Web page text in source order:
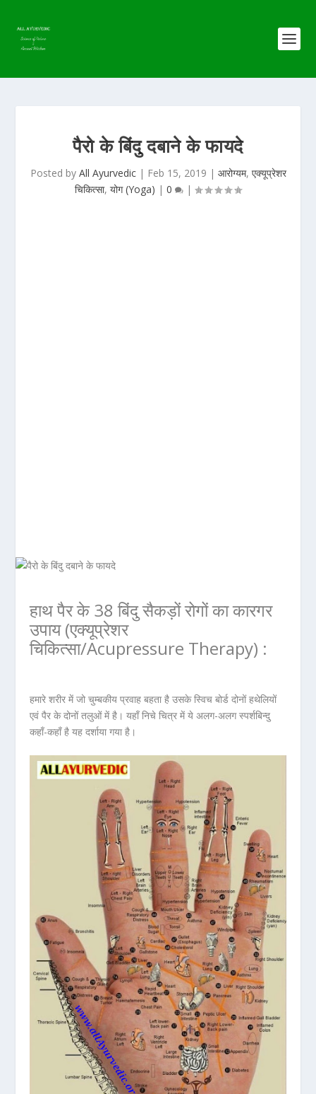
पैरो के बिंदु दबाने के फायदे
Posted by All Ayurvedic| Feb 15, 2019 | आरोग्यम, एक्यूप्रेशर
चिकित्सा, योग (Yoga) | 0 |
हाथ पैर के 38 बिंदु सैकड़ों रोगों का कारगर
उपाय (एक्यूप्रेशर
चिकित्सा/Acupressure Therapy) :
हमारे शरीर में जो चुम्बकीय प्रवाह बहता है उसके स्विच बोर्ड दोनों हथेलियों
एवं पैर के दोनों तलुओं में है। यहाँ निचे चित्र में ये अलग-अलग स्पर्शबिन्दु
कहाँ-कहाँ है यह दर्शाया गया है।